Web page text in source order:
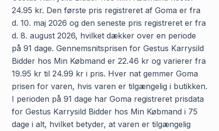
24.95 kr. Den første pris registreret af Goma er fra
d. 10. maj 2026 og den seneste pris registreret er fra
d. 8. august 2026, hvilket dækker over en periode
på 91 dage. Gennemsnitsprisen for Gestus Karrysild
Bidder hos Min Købmand er 22.46 kr og varierer fra
19.95 kr til 24.99 kr i pris. Hver nat gemmer Goma
prisen for varen, hvis varen er tilgængelig i butikken.
I perioden på 91 dage har Goma registreret prisdata
for Gestus Karrysild Bidder hos Min Købmand i 75
dage i alt, hvilket betyder, at varen er tilgængelig